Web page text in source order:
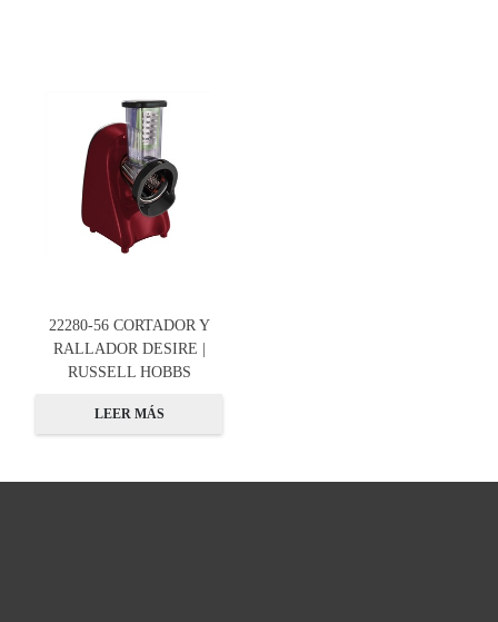
22280-56 CORTADOR Y
RALLADOR DESIRE |
RUSSELL HOBBS
LEER MÁS